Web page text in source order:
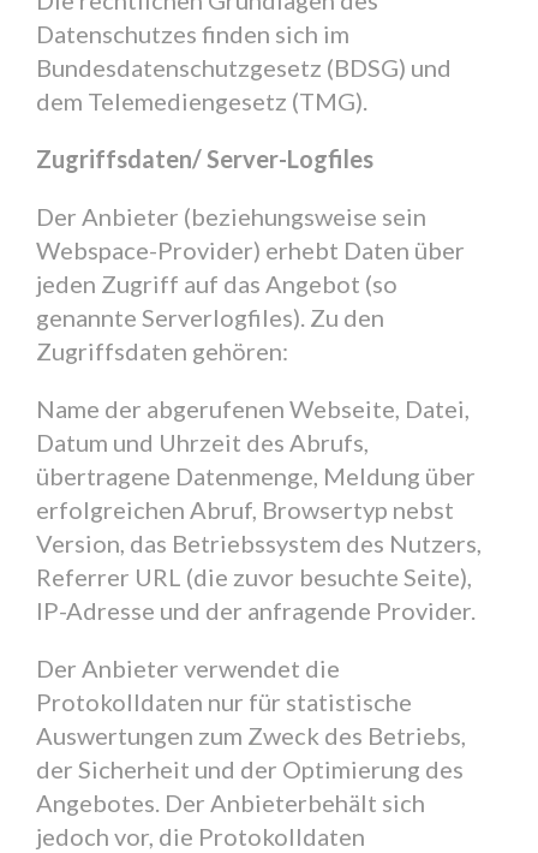
Datenschutzes finden sich im
Bundesdatenschutzgesetz (BDSG) und
dem Telemediengesetz (TMG).
Zugriffsdaten/ Server-Logfiles
Der Anbieter (beziehungsweise sein
Webspace-Provider) erhebt Daten über
jeden Zugriff auf das Angebot (so
genannte Serverlogfiles). Zu den
Zugriffsdaten gehören:
Name der abgerufenen Webseite, Datei,
Datum und Uhrzeit des Abrufs,
übertragene Datenmenge, Meldung über
erfolgreichen Abruf, Browsertyp nebst
Version, das Betriebssystem des Nutzers,
Referrer URL (die zuvor besuchte Seite),
IP-Adresse und der anfragende Provider.
Der Anbieter verwendet die
Protokolldaten nur für statistische
Auswertungen zum Zweck des Betriebs,
der Sicherheit und der Optimierung des
Angebotes. Der Anbieterbehält sich
jedoch vor, die Protokolldaten